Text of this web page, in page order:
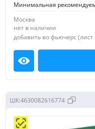
Минимальная
Москва
нет в наличии
добавить во фьючерс
Посмотреть
ШК:4630082616774